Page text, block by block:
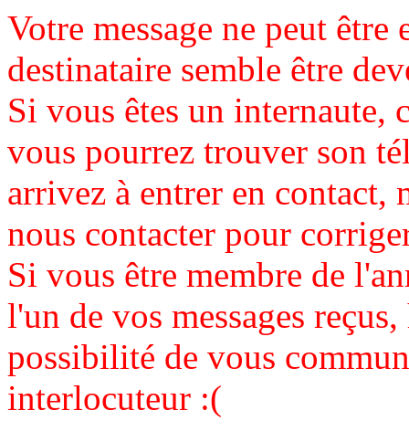
Votre message ne peut
destinataire semble être
Si vous êtes un internaute,
vous pourrez trouver son
arrivez à entrer en contact,
nous contacter pour
Si vous être membre de
l'un de vos messages
possibilité de vous
interlocuteur :(